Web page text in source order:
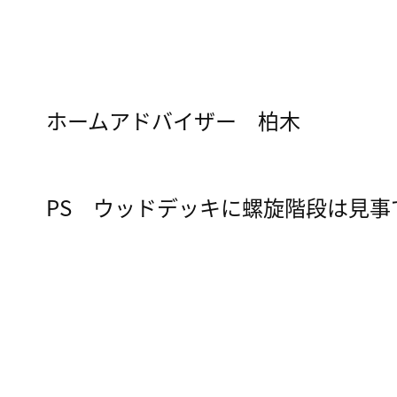
ホームアドバイザー 柏木
PS ウッドデッキに螺旋階段は見事